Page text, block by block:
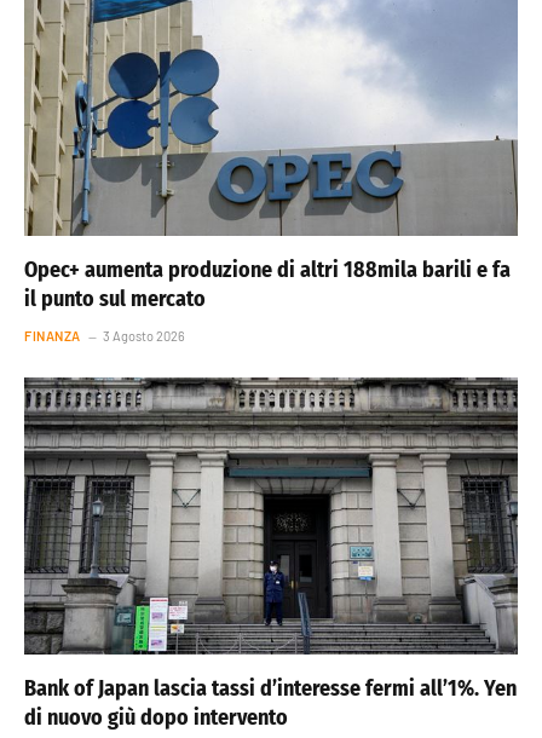
Opec+ aumenta produzione di altri 188mila barili e fa
il punto sul mercato
FINANZA 3 Agosto 2026
Bank of Japan lascia tassi d’interesse fermi all’1%. Yen
di nuovo giù dopo intervento